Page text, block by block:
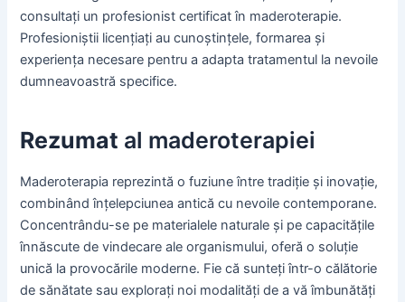
consultați un profesionist certificat în maderoterapie.
Profesioniștii licențiați au cunoștințele, formarea și
experiența necesare pentru a adapta tratamentul la nevoile
dumneavoastră specifice.
Rezumat al maderoterapiei
Maderoterapia reprezintă o fuziune între tradiție și inovație,
combinând înțelepciunea antică cu nevoile contemporane.
Concentrându-se pe materialele naturale și pe capacitățile
înnăscute de vindecare ale organismului, oferă o soluție
unică la provocările moderne. Fie că sunteți într-o călătorie
de sănătate sau explorați noi modalități de a vă îmbunătăți